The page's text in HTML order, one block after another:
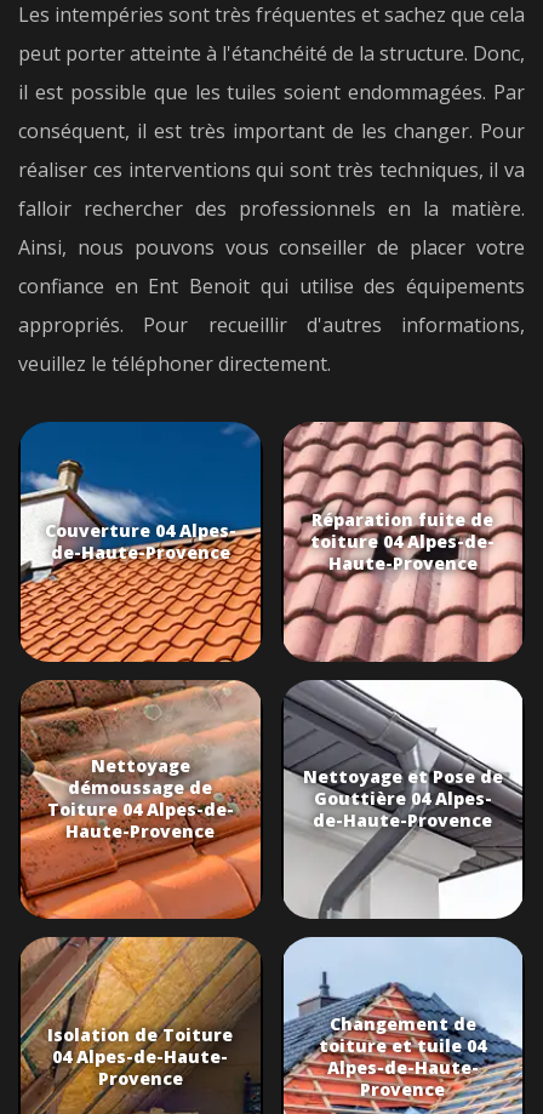
Les intempéries sont très fréquentes et sachez que cela
peut porter atteinte à l'étanchéité de la structure. Donc,
il est possible que les tuiles soient endommagées. Par
conséquent, il est très important de les changer. Pour
réaliser ces interventions qui sont très techniques, il va
falloir rechercher des professionnels en la matière.
Ainsi, nous pouvons vous conseiller de placer votre
confiance en Ent Benoit qui utilise des équipements
appropriés. Pour recueillir d'autres informations,
veuillez le téléphoner directement.
Couverture 04 Alpes-
de-Haute-Provence
Réparation fuite de
toiture 04 Alpes-de-
Haute-Provence
Nettoyage
démoussage de
Toiture 04 Alpes-de-
Haute-Provence
Nettoyage et Pose de
Gouttière 04 Alpes-
de-Haute-Provence
Isolation de Toiture
04 Alpes-de-Haute-
Provence
Changement de
toiture et tuile 04
Alpes-de-Haute-
Provence